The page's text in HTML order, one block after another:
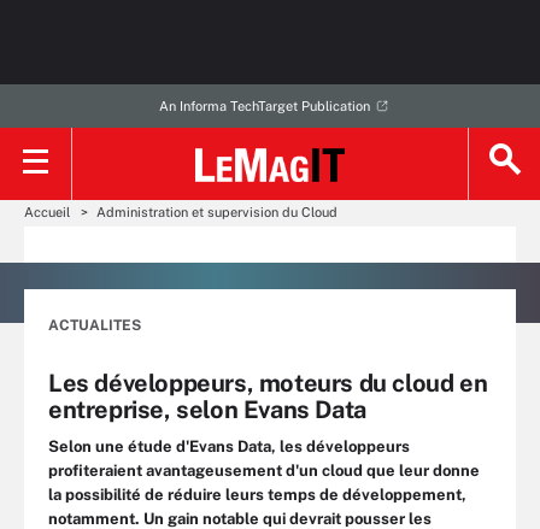
An Informa TechTarget Publication
Accueil Administration et supervision du Cloud
ACTUALITES
Les développeurs, moteurs du cloud en
entreprise, selon Evans Data
Selon une étude d'Evans Data, les développeurs
profiteraient avantageusement d'un cloud que leur donne
la possibilité de réduire leurs temps de développement,
notamment. Un gain notable qui devrait pousser les